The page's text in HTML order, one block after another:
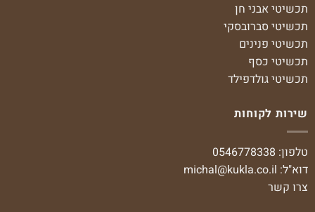
תכשיטי אבני חן
תכשיטי סברובסקי
תכשיטי פנינים
תכשיטי כסף
תכשיטי גולדפילד
שירות לקוחות
טלפון: 0546778338
דוא"ל: michal@kukla.co.il
צרו קשר